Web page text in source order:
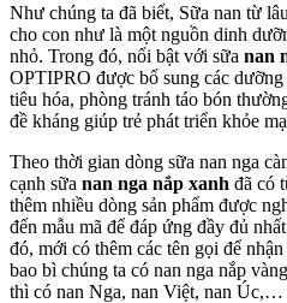
Như chúng ta đã biết, Sữa nan từ
cho con như là một nguồn dinh
nhỏ. Trong đó, nổi bật với sữa nan
OPTIPRO được bổ sung các
tiêu hóa, phòng tránh táo bón
đề kháng giúp trẻ phát triển khỏe
Theo thời gian dòng sữa nan nga
cạnh sữa nan nga nắp xanh đã có
thêm nhiều dòng sản phẩm được
đến mẫu mã để đáp ứng đầy đủ
đó, mới có thêm các tên gọi để
bao bì chúng ta có nan nga nắp
thì có nan Nga, nan Việt, nan Úc,…